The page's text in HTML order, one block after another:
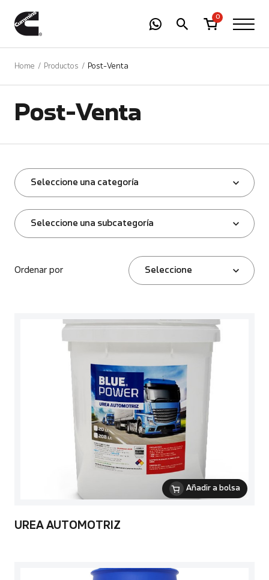
0
Home Productos Post-Venta
Post-Venta
Seleccione una categoría
Seleccione una subcategoría
Ordenar por Seleccione
Añadir a bolsa
UREA AUTOMOTRIZ